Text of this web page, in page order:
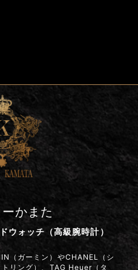
かまた
ウォッチ（高級腕時計）
（ガーミン）やCHANEL（シ
リング）、TAG Heuer（タ